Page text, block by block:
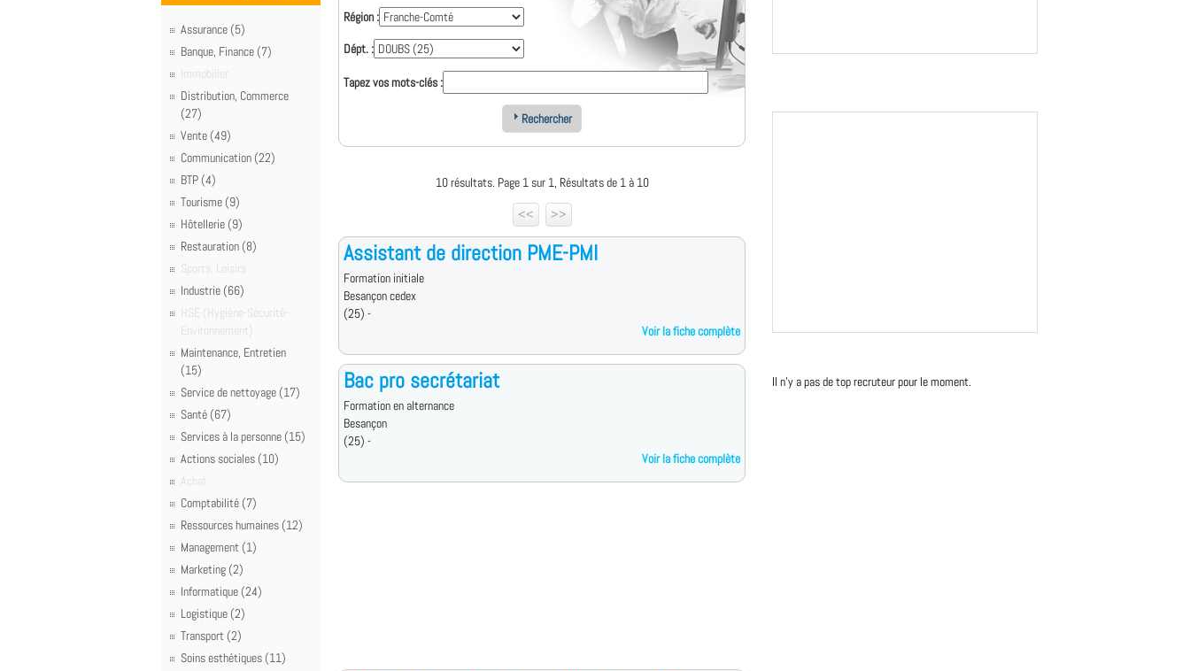
Assurance (5)
Banque, Finance (7)
Immobilier
Distribution, Commerce
(27)
Vente (49)
Communication (22)
BTP (4)
Tourisme (9)
Hôtellerie (9)
Restauration (8)
Sports, Loisirs
Industrie (66)
HSE (Hygiène-Sécurité-
Environnement)
Maintenance, Entretien
(15)
Service de nettoyage (17)
Santé (67)
Services à la personne (15)
Actions sociales (10)
Achat
Comptabilité (7)
Ressources humaines (12)
Management (1)
Marketing (2)
Informatique (24)
Logistique (2)
Transport (2)
Soins esthétiques (11)
Région :
Dépt. :
Tapez vos mots-clés :
Rechercher
10 résultats. Page 1 sur 1, Résultats de 1 à 10
<<
>>
Assistant de direction PME-PMI
Formation initiale
Besançon cedex
(25) -
Voir la fiche complète
Bac pro secrétariat
Formation en alternance
Besançon
(25) -
Voir la fiche complète
Il n'y a pas de top recruteur pour le moment.